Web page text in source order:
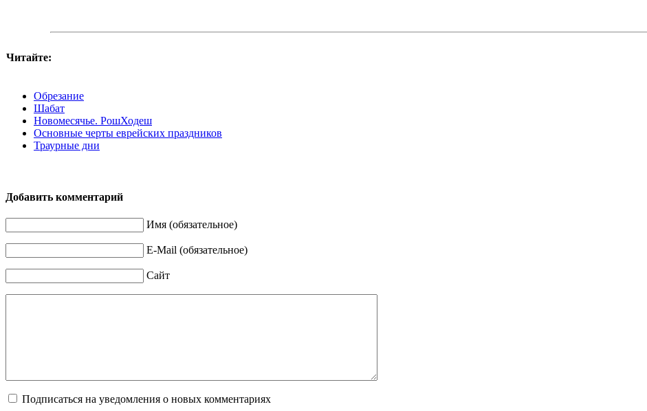
Читайте:
Обрезание
Шабат
Новомесячье. РошХодеш
Основные черты еврейских праздников
Траурные дни
Добавить комментарий
Имя (обязательное)
E-Mail (обязательное)
Сайт
Подписаться на уведомления о новых комментариях